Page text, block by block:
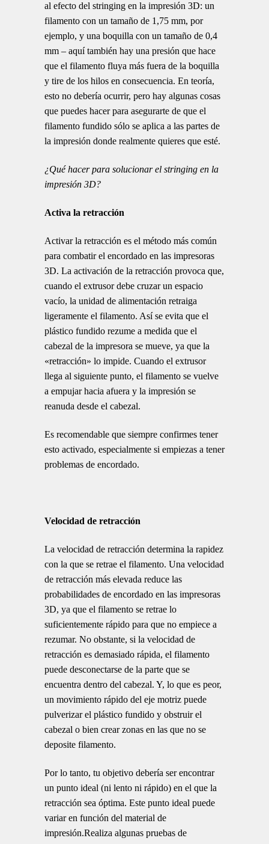
al efecto del stringing en la impresión 3D: un
filamento con un tamaño de 1,75 mm, por
ejemplo, y una boquilla con un tamaño de 0,4
mm – aquí también hay una presión que hace
que el filamento fluya más fuera de la boquilla
y tire de los hilos en consecuencia. En teoría,
esto no debería ocurrir, pero hay algunas cosas
que puedes hacer para asegurarte de que el
filamento fundido sólo se aplica a las partes de
la impresión donde realmente quieres que esté.
¿Qué hacer para solucionar el stringing en la
impresión 3D?
Activa la retracción
Activar la retracción es el método más común
para combatir el encordado en las impresoras
3D. La activación de la retracción provoca que,
cuando el extrusor debe cruzar un espacio
vacío, la unidad de alimentación retraiga
ligeramente el filamento. Así se evita que el
plástico fundido rezume a medida que el
cabezal de la impresora se mueve, ya que la
«retracción» lo impide. Cuando el extrusor
llega al siguiente punto, el filamento se vuelve
a empujar hacia afuera y la impresión se
reanuda desde el cabezal.
Es recomendable que siempre confirmes tener
esto activado, especialmente si empiezas a tener
problemas de encordado.
Velocidad de retracción
La velocidad de retracción determina la rapidez
con la que se retrae el filamento. Una velocidad
de retracción más elevada reduce las
probabilidades de encordado en las impresoras
3D, ya que el filamento se retrae lo
suficientemente rápido para que no empiece a
rezumar. No obstante, si la velocidad de
retracción es demasiado rápida, el filamento
puede desconectarse de la parte que se
encuentra dentro del cabezal. Y, lo que es peor,
un movimiento rápido del eje motriz puede
pulverizar el plástico fundido y obstruir el
cabezal o bien crear zonas en las que no se
deposite filamento.
Por lo tanto, tu objetivo debería ser encontrar
un punto ideal (ni lento ni rápido) en el que la
retracción sea óptima. Este punto ideal puede
variar en función del material de
impresión.Realiza algunas pruebas de